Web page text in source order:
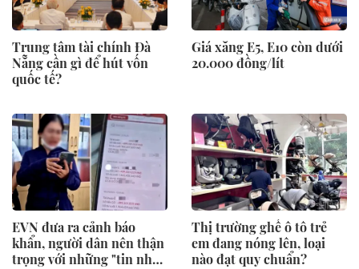
Trung tâm tài chính Đà
Nẵng cần gì để hút vốn
quốc tế?
Giá xăng E5, E10 còn dưới
20.000 đồng/lít
EVN đưa ra cảnh báo
khẩn, người dân nên thận
trọng với những "tin nhắn
Thị trường ghế ô tô trẻ
em đang nóng lên, loại
nào đạt quy chuẩn?